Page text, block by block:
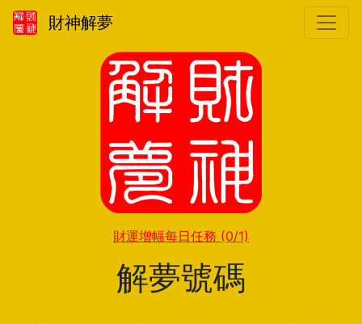
財神解夢
財運增幅每日任務 (0/1)
解夢號碼